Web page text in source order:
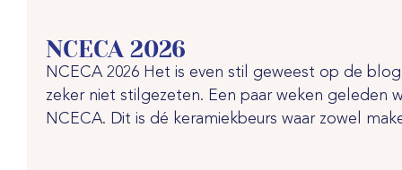
NCECA 2026
NCECA 2026 Het is even stil geweest op de
zeker niet stilgezeten. Een paar weken geleden
NCECA. Dit is dé keramiekbeurs waar zowel